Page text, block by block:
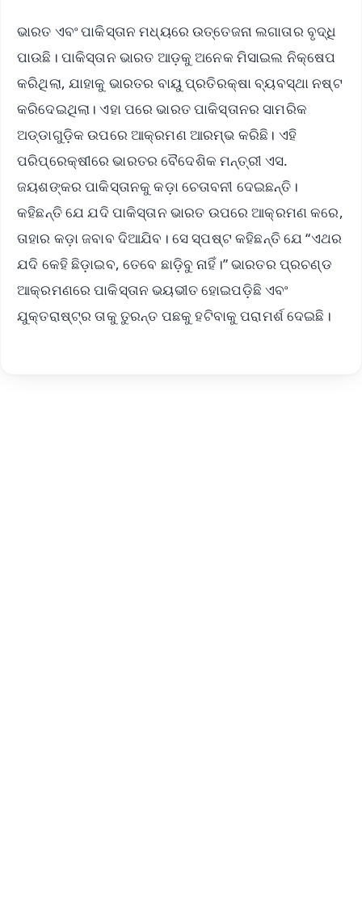
ଭାରତ ଏବଂ ପାକିସ୍ତାନ ମଧ୍ୟରେ ଉତ୍ତେଜନା ଲଗାତାର ବୃଦ୍ଧି
ପାଉଛି। ପାକିସ୍ତାନ ଭାରତ ଆଡ଼କୁ ଅନେକ ମିସାଇଲ ନିକ୍ଷେପ
କରିଥିଲା, ଯାହାକୁ ଭାରତର ବାୟୁ ପ୍ରତିରକ୍ଷା ବ୍ୟବସ୍ଥା ନଷ୍ଟ
କରିଦେଇଥିଲା। ଏହା ପରେ ଭାରତ ପାକିସ୍ତାନର ସାମରିକ
ଅଡ୍ଡାଗୁଡ଼ିକ ଉପରେ ଆକ୍ରମଣ ଆରମ୍ଭ କରିଛି। ଏହି
ପରିପ୍ରେକ୍ଷୀରେ ଭାରତର ବୈଦେଶିକ ମନ୍ତ୍ରୀ ଏସ.
ଜୟଶଙ୍କର ପାକିସ୍ତାନକୁ କଡ଼ା ଚେତାବନୀ ଦେଇଛନ୍ତି।
କହିଛନ୍ତି ଯେ ଯଦି ପାକିସ୍ତାନ ଭାରତ ଉପରେ ଆକ୍ରମଣ କରେ,
ତାହାର କଡ଼ା ଜବାବ ଦିଆଯିବ। ସେ ସ୍ପଷ୍ଟ କହିଛନ୍ତି ଯେ “ଏଥର
ଯଦି କେହି ଛିଡ଼ାଇବ, ତେବେ ଛାଡ଼ିବୁ ନାହିଁ।” ଭାରତର ପ୍ରଚଣ୍ଡ
ଆକ୍ରମଣରେ ପାକିସ୍ତାନ ଭୟଭୀତ ହୋଇପଡ଼ିଛି ଏବଂ
ଯୁକ୍ତରାଷ୍ଟ୍ର ତାକୁ ତୁରନ୍ତ ପଛକୁ ହଟିବାକୁ ପରାମର୍ଶ ଦେଇଛି।